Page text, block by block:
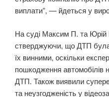
виплати”, — йдеться у
На суді Максим П. та
стверджуючи, що ДТП
їх винними, оскільки
пошкодження автомобілів
ДТП. Також виявили
та неузгодженість у